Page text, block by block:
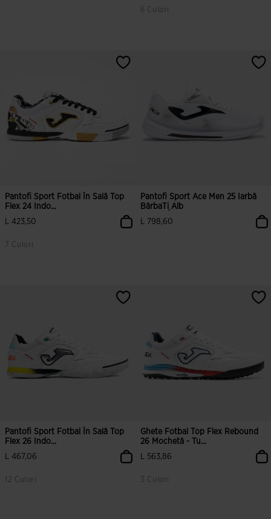
6 Culori
Pantofi Sport Fotbal În Sală Top
Flex 24 Indo...
L 423,50
7 Culori
Pantofi Sport Ace Men 25 Iarbă
BărbaȚi Alb
L 798,60
Pantofi Sport Fotbal În Sală Top
Flex 26 Indo...
L 467,06
12 Culori
Ghete Fotbal Top Flex Rebound
26 Mochetă - Tu...
L 563,86
3 Culori